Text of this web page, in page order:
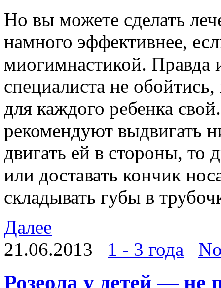
Но вы можете сделать
намного эффективнее,
миогимнастикой. Правда
специалиста не
для каждого ребенка
рекомендуют выдвигать
двигать ей в стороны, то
или доставать кончик
складывать губы в
Далее
21.06.2013
1 - 3 года
Розеола у детей — не